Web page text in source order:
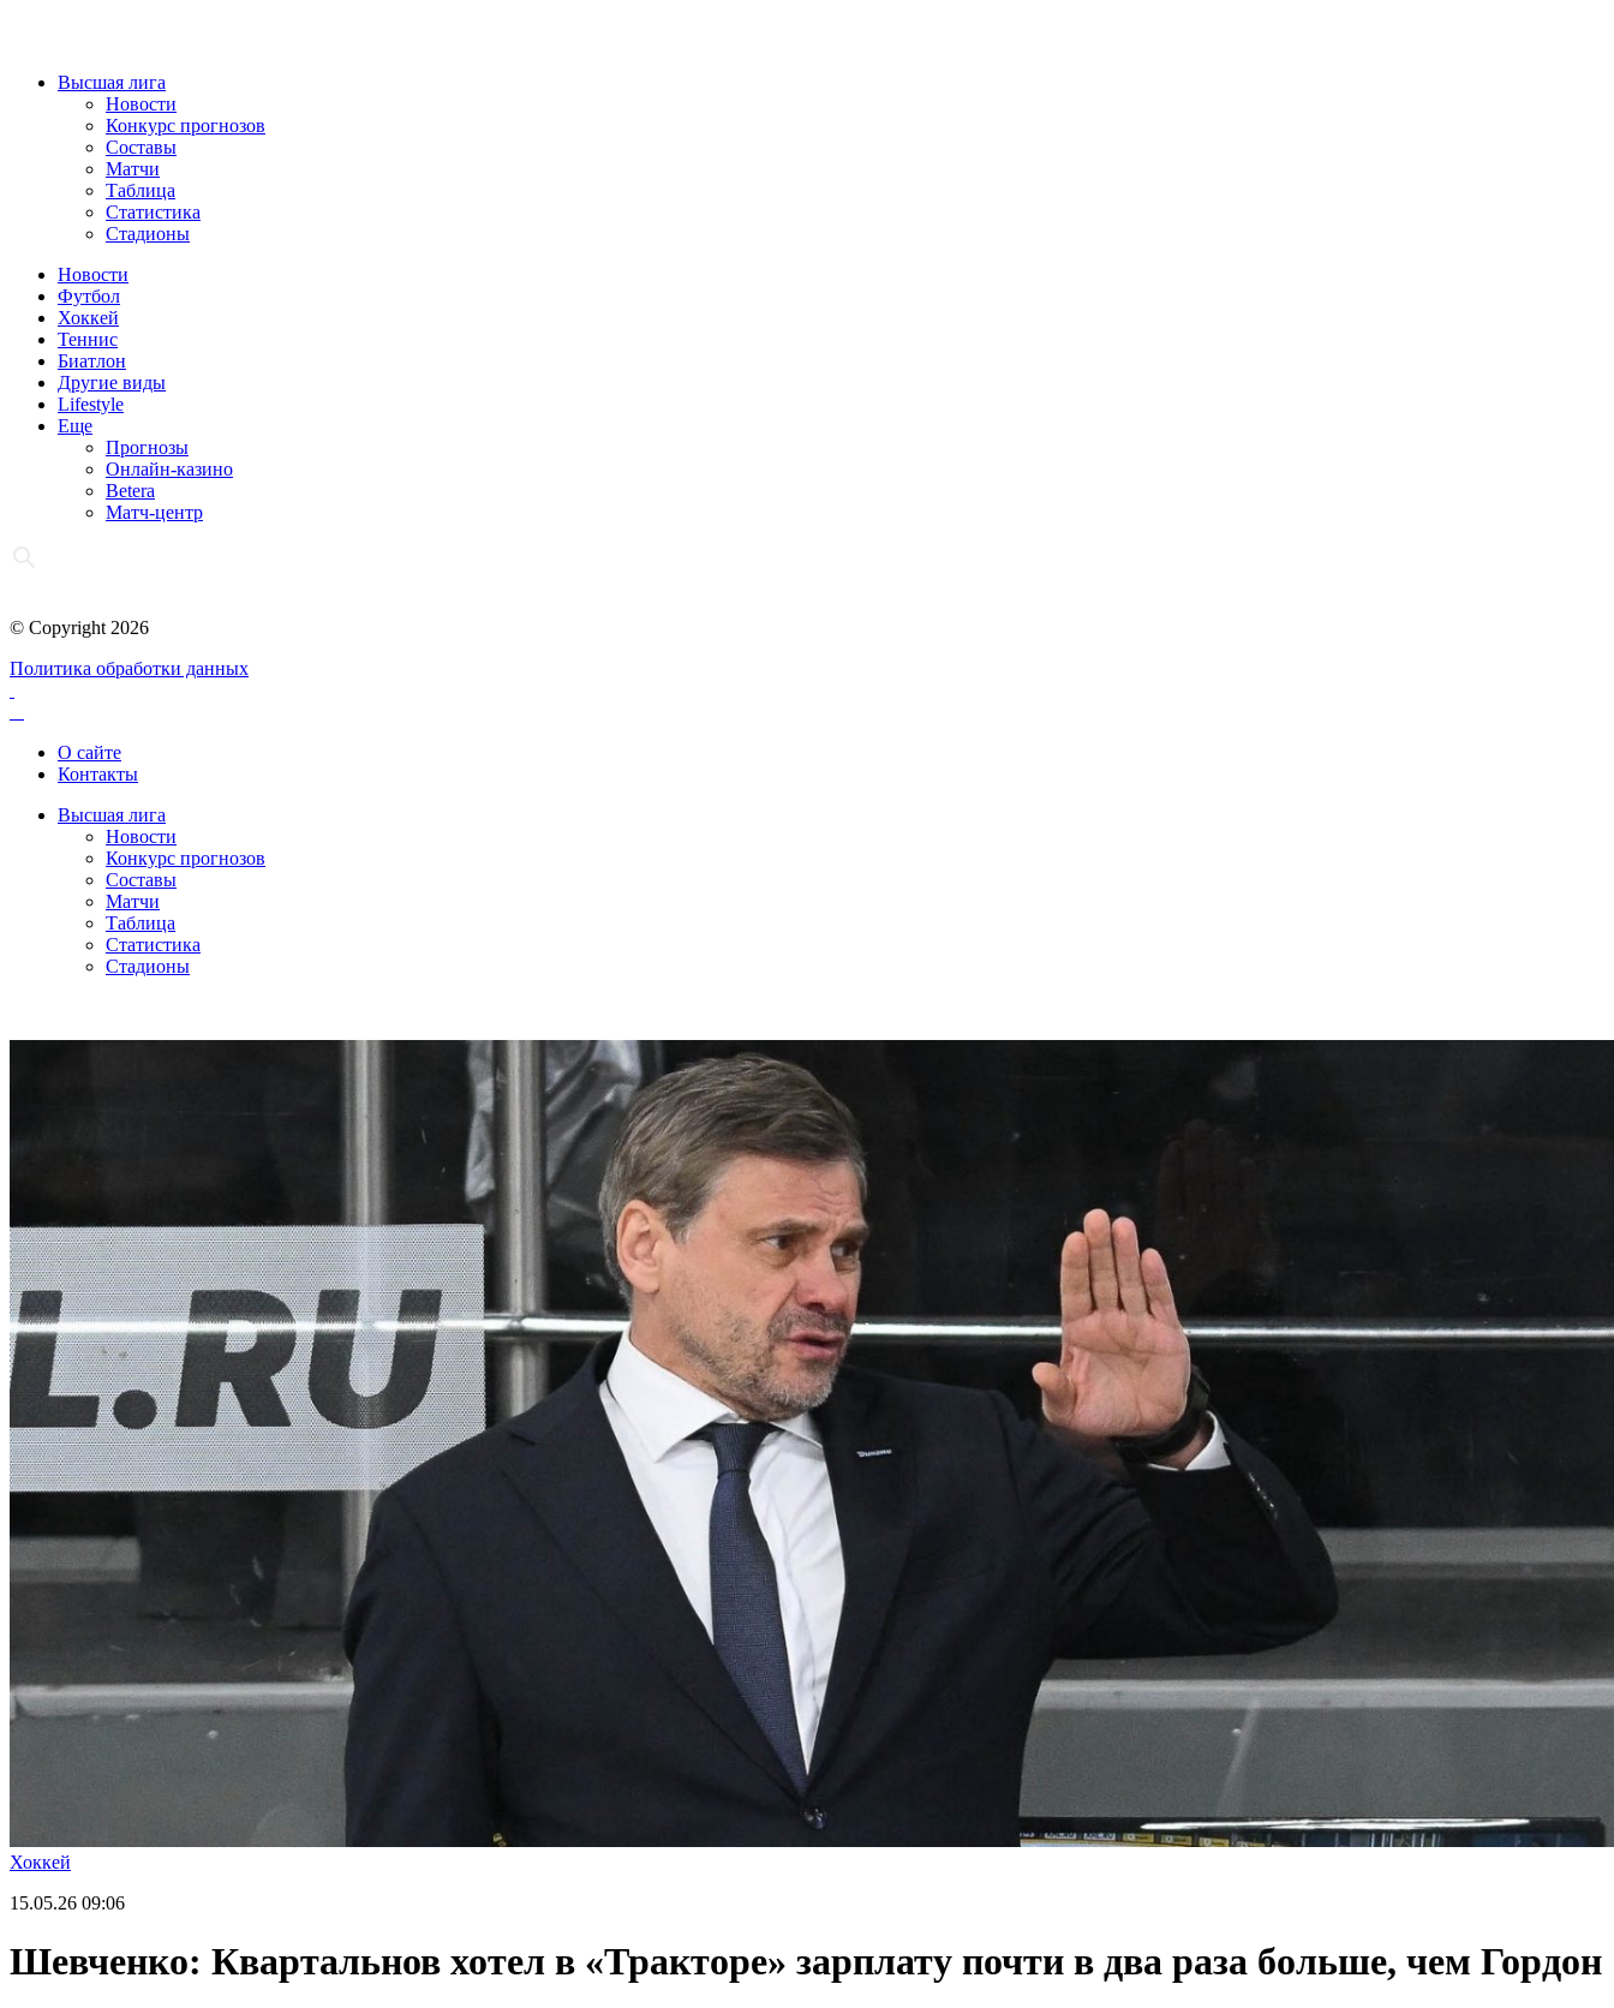
Высшая лига
Новости
Конкурс прогнозов
Составы
Матчи
Таблица
Статистика
Стадионы
Новости
Футбол
Хоккей
Теннис
Биатлон
Другие виды
Lifestyle
Еще
Прогнозы
Онлайн-казино
Betera
Матч-центр
© Copyright 2026
Политика обработки данных
О сайте
Контакты
Высшая лига
Новости
Конкурс прогнозов
Составы
Матчи
Таблица
Статистика
Стадионы
Хоккей
15.05.26 09:06
Шевченко: Квартальнов хотел в «Тракторе» зарплату почти в два раза больше, чем Гордон